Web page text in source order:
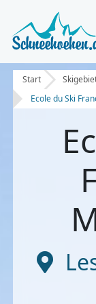
Start
Ecole du Ski